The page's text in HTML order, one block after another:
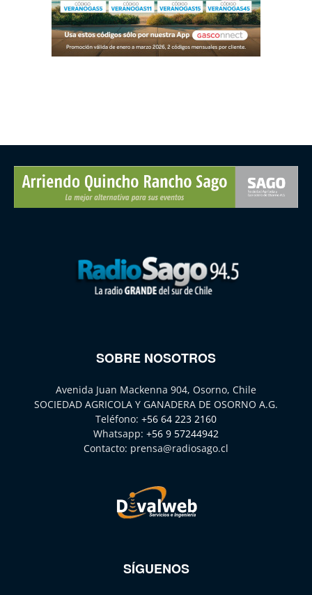
SOBRE NOSOTROS
Avenida Juan Mackenna 904, Osorno, Chile
SOCIEDAD AGRICOLA Y GANADERA DE OSORNO A.G.
Teléfono: +56 64 223 2160
Whatsapp: +56 9 57244942
Contacto: prensa@radiosago.cl
SÍGUENOS